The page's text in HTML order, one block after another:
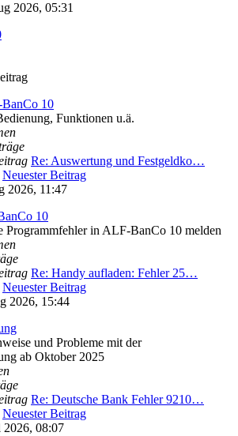
2026, 05:31
10
Funktionen u.ä.
Re: Auswertung und Festgeldko…
Neuester Beitrag
2026, 11:47
10
Programmfehler in ALF-BanCo 10 melden
Re: Handy aufladen: Fehler 25…
Neuester Beitrag
2026, 15:44
und Probleme mit der
ab Oktober 2025
Re: Deutsche Bank Fehler 9210…
Neuester Beitrag
2026, 08:07